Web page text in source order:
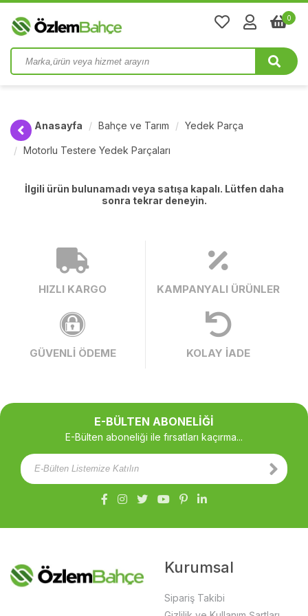
0
Anasayfa Bahçe ve Tarım Yedek Parça
Motorlu Testere Yedek Parçaları
İlgili ürün bulunamadı veya satışa kapalı. Lütfen daha
sonra tekrar deneyin.
HIZLI KARGO KAMPANYALI ÜRÜNLER
GÜVENLİ ÖDEME KOLAY İADE
E-BÜLTEN ABONELİĞİ
E-Bülten aboneliği ile fırsatları kaçırma...
Kurumsal
Sipariş Takibi